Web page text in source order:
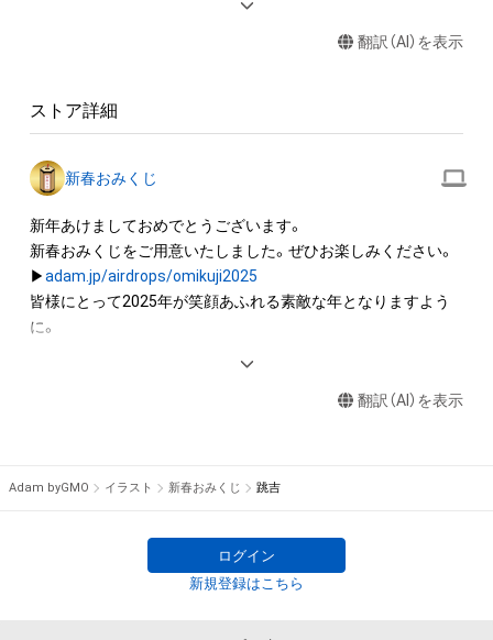
権(著作権、特許権、実用新案権、商標権、意匠権その他の知的財
作権を有する方、著作隣接権の権利者またはその管理委託を受
を保有していたとしても、本アイテムに関する創作物にかかる
知的財産権を有することを意味しません。
・本アイテムの著作権を有する方、著作隣接権の権利者またはそ
の管理委託を受けている者からの事前の同意なしに、上記の「本
アイテムの保有者が有する権利」の範囲を超えた行為、知的財産
権を侵害するおそれのある行為(改変、公開、配布、逆コンパイ
ル、リバースエンジニアリングを含みますが、これに限定されま
・本アイテムに関する創作物の利用については、公序良俗や法令
に反する利用またはその恐れのある利用など、作成者が不適切
翻訳（AI）を表示
ストア詳細
新春おみくじ
新年あけましておめでとうございます。
新春おみくじをご用意いたしました。ぜひお楽しみください。
▶︎adam.jp/airdrops/omikuji2025
皆様にとって2025年が笑顔あふれる素敵な年となりますよう
に。
翻訳（AI）を表示
Adam byGMO イラスト 新春おみくじ 跳吉
ログイン
新規登録はこちら